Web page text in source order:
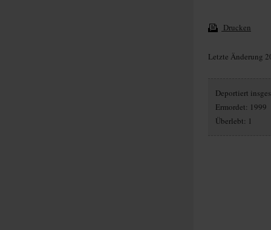
Drucken
Letzte Änderung
Deportiert
Ermordet: 1999
Überlebt: 1